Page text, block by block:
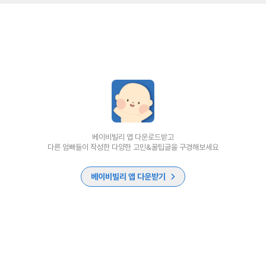
베이비빌리 앱 다운로드받고
다른 엄빠들이 작성한 다양한 고민&꿀팁글을 구경해보세요
베이비빌리 앱 다운받기